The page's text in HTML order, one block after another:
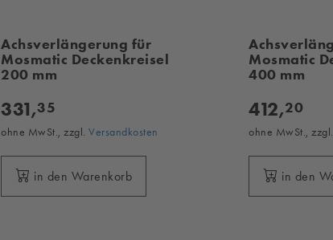
Achsverlängerung für
Mosmatic Deckenkreisel
200 mm
331,35
ohne MwSt., zzgl.Versandkosten
in den Warenkorb
Mosmatic
400 mm
412,20
ohne MwSt.,
in den